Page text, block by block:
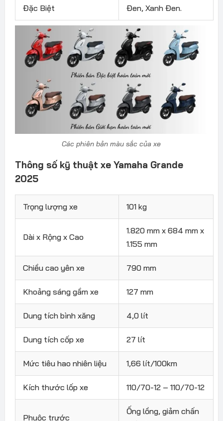
Đặc Biệt
Đen, Xanh Đen.
Các phiên bản màu sắc của xe
Thông số kỹ thuật xe Yamaha Grande
2025
Trọng lượng xe 101 kg
Dài x Rộng x Cao
1.820 mm x 684 mm x
1.155 mm
Chiều cao yên xe 790 mm
Khoảng sáng gầm xe 127 mm
Dung tích bình xăng 4,0 lít
Dung tích cốp xe 27 lít
Mức tiêu hao nhiên liệu 1,66 lít/100km
Kích thước lốp xe 110/70-12 – 110/70-12
Phuộc trước
Ống lồng, giảm chấn